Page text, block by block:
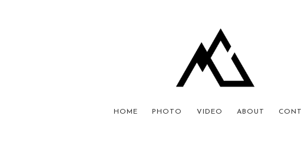
HOME PHOTO VIDEO ABOUT